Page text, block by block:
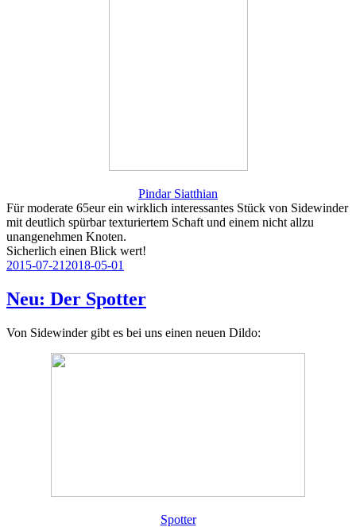
Pindar Siatthian
Für moderate 65eur ein wirklich interessantes Stück von Sidewinder
mit deutlich spürbar texturiertem Schaft und einem nicht allzu
unangenehmen Knoten.
Sicherlich einen Blick wert!
Veröffentlicht
2015-07-212018-05-01
Neu: Der Spotter
Von Sidewinder gibt es bei uns einen neuen Dildo:
Spotter